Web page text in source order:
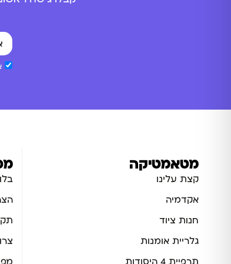
מטאמטיקה
קצת עלינו
אקדמיה
חנות ציוד
גלריית אומנות
תרפיית 4 היסודות